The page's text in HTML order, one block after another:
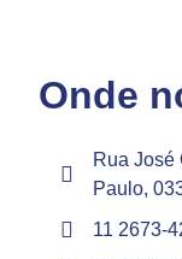
Onde
Rua José
Paulo,
11 2673-